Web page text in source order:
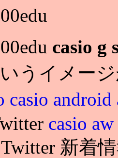
casio g
うイメー
casio
casio
新着